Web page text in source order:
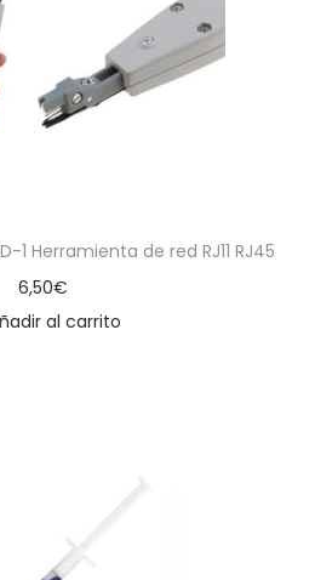
1 Herramienta de red RJ11 RJ45
6,50€
al carrito